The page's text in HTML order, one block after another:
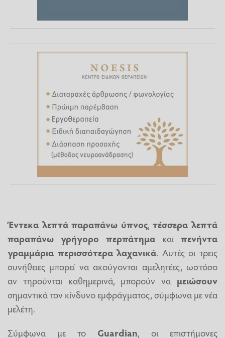
Έντεκα λεπτά παραπάνω ύπνος,τέσσερα λεπτά
παραπάνω γρήγορο περπάτημα και πενήντα
γραμμάρια περισσότερα λαχανικά. Αυτές οι τρεις
συνήθειες μπορεί να ακούγονται αμελητέες, ωστόσο
αν τηρούνται καθημερινά, μπορούν να μειώσουν
σημαντικά τον κίνδυνο εμφράγματος, σύμφωνα με νέα
μελέτη.
Σύμφωνα με το Guardian, οι επιστήμονες